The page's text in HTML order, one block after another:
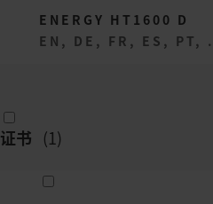
ENERGY HT1600 D
EN, DE, FR, ES, PT,
证书 (1)